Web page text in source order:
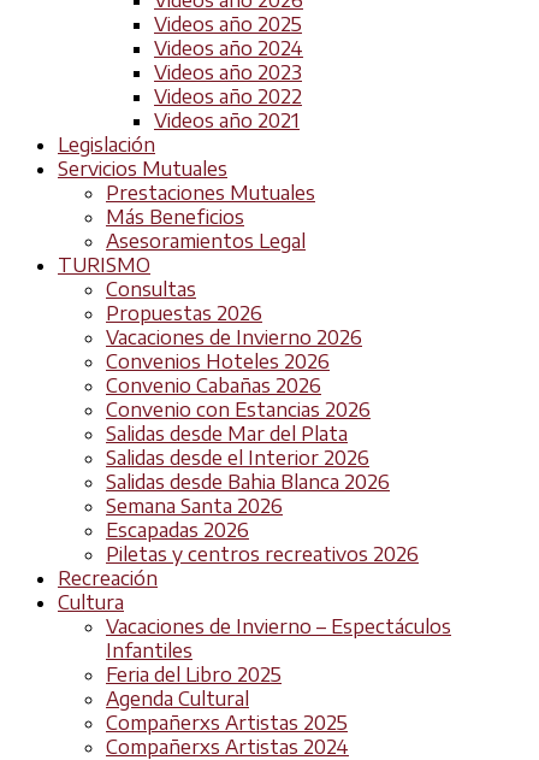
Videos año 2025
Videos año 2024
Videos año 2023
Videos año 2022
Videos año 2021
Legislación
Servicios Mutuales
Prestaciones Mutuales
Más Beneficios
Asesoramientos Legal
TURISMO
Consultas
Propuestas 2026
Vacaciones de Invierno 2026
Convenios Hoteles 2026
Convenio Cabañas 2026
Convenio con Estancias 2026
Salidas desde Mar del Plata
Salidas desde el Interior 2026
Salidas desde Bahia Blanca 2026
Semana Santa 2026
Escapadas 2026
Piletas y centros recreativos 2026
Recreación
Cultura
Vacaciones de Invierno – Espectáculos
Infantiles
Feria del Libro 2025
Agenda Cultural
Compañerxs Artistas 2025
Compañerxs Artistas 2024